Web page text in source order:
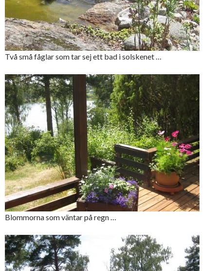
Två små fåglar som tar sej ett bad i solskenet …
Blommorna som väntar på regn …